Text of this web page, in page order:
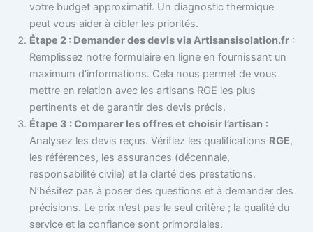
votre budget approximatif. Un diagnostic thermique
peut vous aider à cibler les priorités.
Étape 2 : Demander des devis via Artisansisolation.fr :
Remplissez notre formulaire en ligne en fournissant un
maximum d’informations. Cela nous permet de vous
mettre en relation avec les artisans RGE les plus
pertinents et de garantir des devis précis.
Étape 3 : Comparer les offres et choisir l’artisan :
Analysez les devis reçus. Vérifiez les qualifications RGE,
les références, les assurances (décennale,
responsabilité civile) et la clarté des prestations.
N’hésitez pas à poser des questions et à demander des
précisions. Le prix n’est pas le seul critère ; la qualité du
service et la confiance sont primordiales.